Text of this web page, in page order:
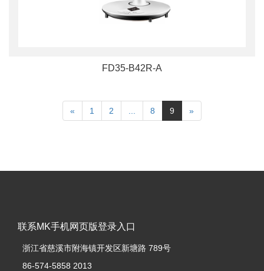
FD35-B42R-A
« 1 2 8 9 »
联系MK手机网页版登录入口
浙江省慈溪市附海镇开发区新塘路 789号
86-574-5858 2013